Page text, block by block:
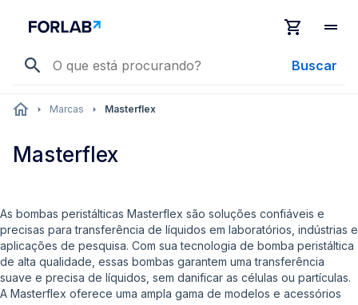
Buscar
Marcas Masterflex
Masterflex
As bombas peristálticas Masterflex são soluções confiáveis e
precisas para transferência de líquidos em laboratórios, indústrias e
aplicações de pesquisa. Com sua tecnologia de bomba peristáltica
de alta qualidade, essas bombas garantem uma transferência
suave e precisa de líquidos, sem danificar as células ou partículas.
A Masterflex oferece uma ampla gama de modelos e acessórios